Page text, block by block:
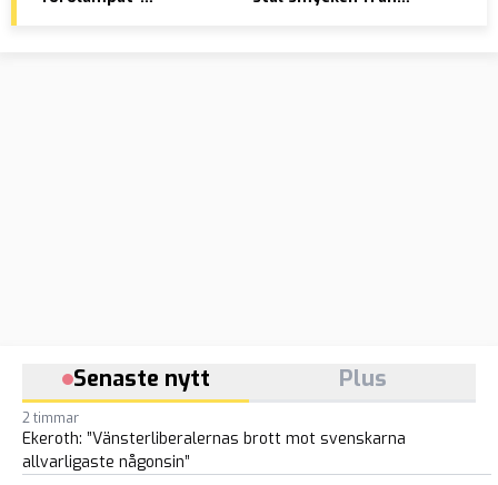
Senaste nytt Plus
2 timmar
Ekeroth: ”Vänsterliberalernas brott mot svenskarna
allvarligaste någonsin”